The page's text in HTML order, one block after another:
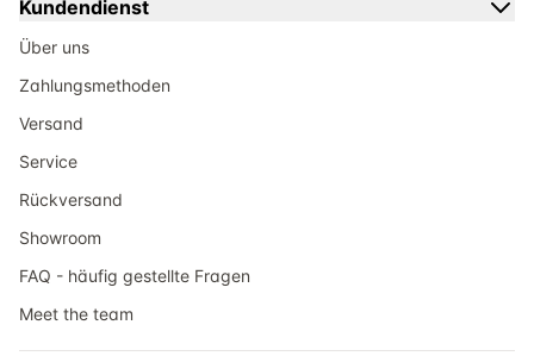
Kundendienst
Über uns
Zahlungsmethoden
Versand
Service
Rückversand
Showroom
FAQ - häufig gestellte Fragen
Meet the team